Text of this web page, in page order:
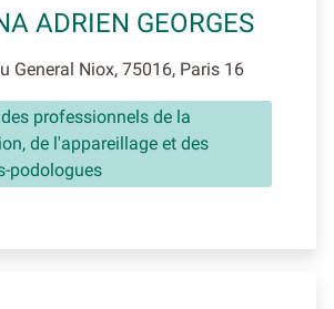
ADRIEN GEORGES
General Niox, 75016, Paris 16
professionnels de la
de l'appareillage et des
podologues